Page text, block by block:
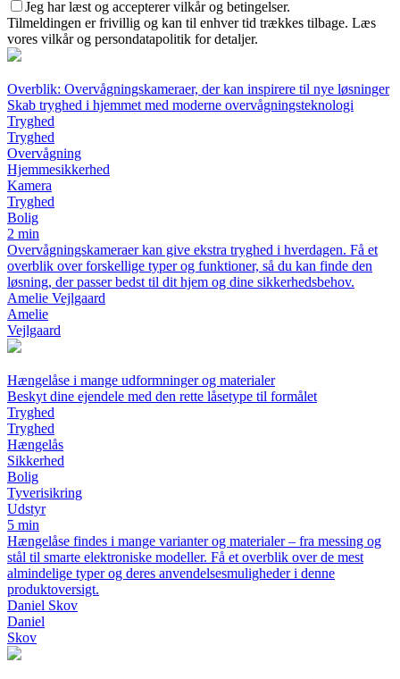
Jeg har læst og accepterer vilkår og betingelser.
Tilmeldingen er frivillig og kan til enhver tid trækkes tilbage. Læs
vores vilkår og persondatapolitik for detaljer.
Overblik: Overvågningskameraer, der kan inspirere til nye løsninger
Skab tryghed i hjemmet med moderne overvågningsteknologi
Tryghed
Tryghed
Overvågning
Hjemmesikkerhed
Kamera
Tryghed
Bolig
2 min
Overvågningskameraer kan give ekstra tryghed i hverdagen. Få et
overblik over forskellige typer og funktioner, så du kan finde den
løsning, der passer bedst til dit hjem og dine sikkerhedsbehov.
Amelie Vejlgaard
Amelie
Vejlgaard
Hængelåse i mange udformninger og materialer
Beskyt dine ejendele med den rette låsetype til formålet
Tryghed
Tryghed
Hængelås
Sikkerhed
Bolig
Tyverisikring
Udstyr
5 min
Hængelåse findes i mange varianter og materialer – fra messing og
stål til smarte elektroniske modeller. Få et overblik over de mest
almindelige typer og deres anvendelsesmuligheder i denne
produktoversigt.
Daniel Skov
Daniel
Skov